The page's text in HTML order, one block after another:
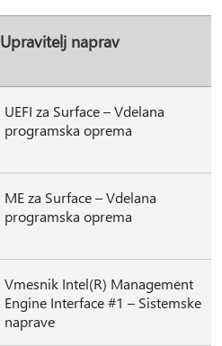
Upravitelj naprav
UEFI za Surface – Vdelana
programska oprema
ME za Surface – Vdelana
programska oprema
Vmesnik Intel(R) Management
Engine Interface #1 – Sistemske
naprave